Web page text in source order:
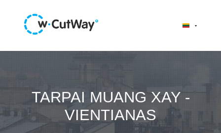
TARPAI MUANG XAY -
VIENTIANAS